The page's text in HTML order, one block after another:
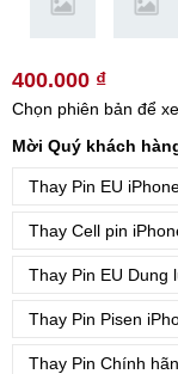
400.000 ₫
Chọn phiên bản để
Mời Quý khách
Thay Pin EU
Thay Cell pin
Thay Pin EU Dung
Thay Pin Pisen
Thay Pin Chính